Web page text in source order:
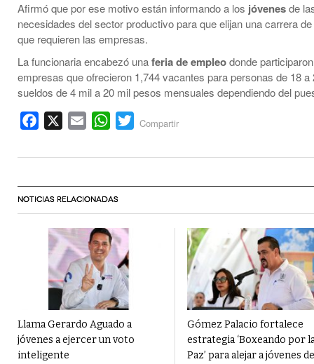
Afirmó que por ese motivo están informando a los jóvenesde
necesidades del sector productivo para que elijan una carrera
que requieren las empresas.
La funcionaria encabezó unaferia de empleodonde
empresas que ofrecieron 1,744 vacantes para personas de 18 a
sueldos de 4 mil a 20 mil pesos mensuales dependiendo del
Facebook Email WhatsApp
Twitter
Compartir
NOTICIAS RELACIONADAS
Llama Gerardo Aguado a
jóvenes a ejercer un voto
inteligente
Gómez Palacio fortalece
estrategia ‘Boxeando por
Paz’ para alejar a jóvenes